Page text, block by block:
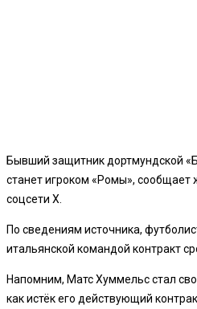
Бывший защитник дортмундской
станет игроком «Ромы», сообщает
соцсети X.
По сведениям источника,
итальянской командой контракт
Напомним, Матс Хуммельс стал
как истёк его действующий